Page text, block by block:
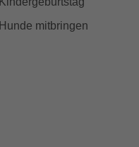
Hunde mitbringen